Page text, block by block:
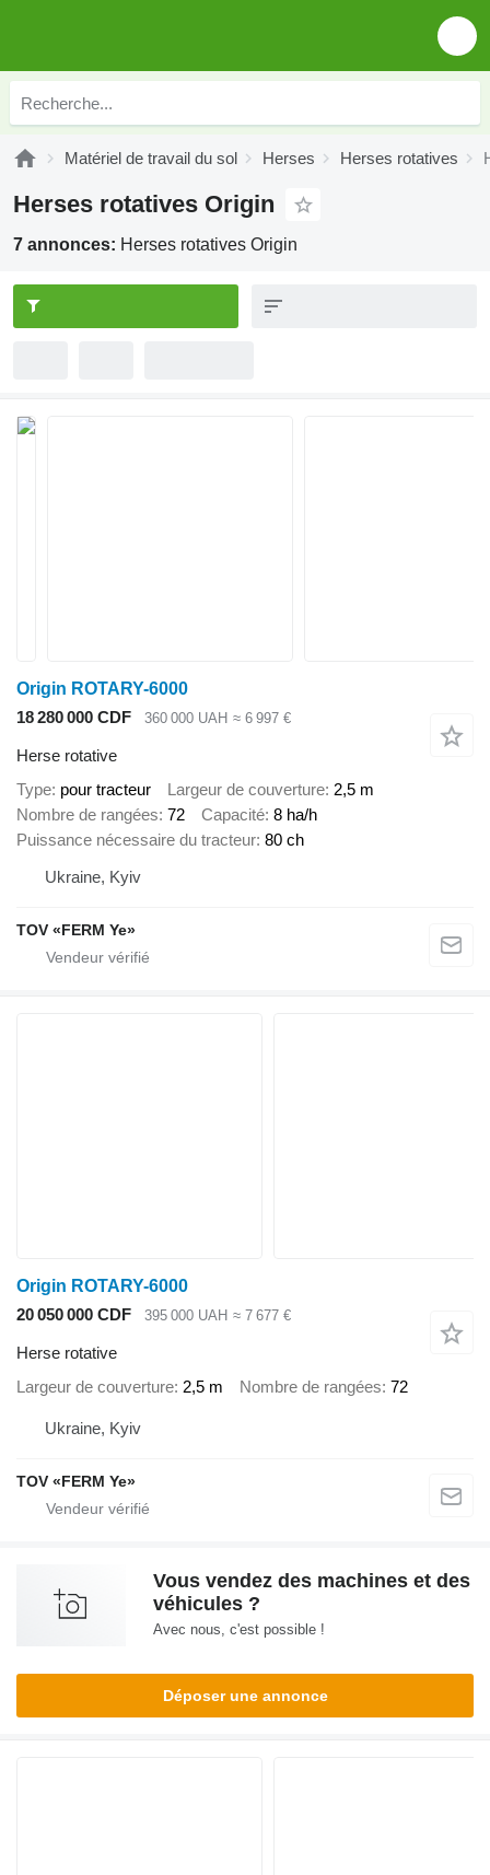
Matériel de travail du sol Herses Herses rotatives
Herses rotatives Origin
7 annonces: Herses rotatives Origin
Origin ROTARY-6000
18 280 000 CDF
360 000 UAH ≈ 6 997 €
Herse rotative
Type pour tracteur Largeur de couverture 2,5 m
Nombre de rangées 72 Capacité 8 ha/h
Puissance nécessaire du tracteur 80 ch
Ukraine, Kyiv
TOV «FERM Ye»
Origin ROTARY-6000
20 050 000 CDF
395 000 UAH ≈ 7 677 €
Herse rotative
Largeur de couverture 2,5 m Nombre de rangées 72
Ukraine, Kyiv
TOV «FERM Ye»
Vous vendez des machines et des
véhicules ?
Avec nous, c'est possible !
Déposer une annonce